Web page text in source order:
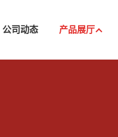
公司动态 产品展厅